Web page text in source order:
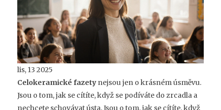
lis, 13 2025
Celokeramické fazety nejsou jen o krásném úsměvu.
Jsou o tom, jak se cítíte, když se podíváte do zrcadla a
nechcete schovávat ústa. Jsou o tom, jak se cítíte, když